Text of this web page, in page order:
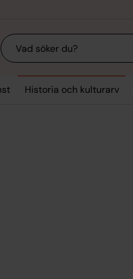
Sök
Historia och kulturarv